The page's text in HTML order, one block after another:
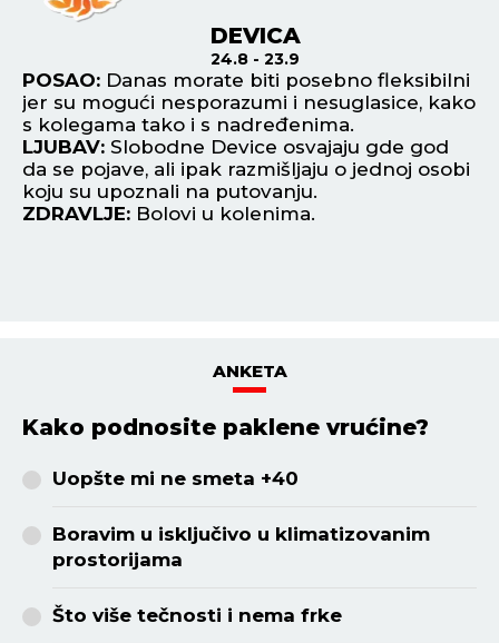
DEVICA
24.8 - 23.9
POSAO: Danas morate biti posebno fleksibilni
jer su mogući nesporazumi i nesuglasice, kako
s kolegama tako i s nadređenima.
LJUBAV: Slobodne Device osvajaju gde god
da se pojave, ali ipak razmišljaju o jednoj osobi
koju su upoznali na putovanju.
ZDRAVLJE: Bolovi u kolenima.
ANKETA
Kako podnosite paklene vrućine?
Uopšte mi ne smeta +40
Boravim u isključivo u klimatizovanim
prostorijama
Što više tečnosti i nema frke